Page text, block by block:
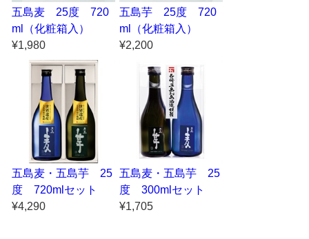
五島麦 25度 720
ml（化粧箱入）
¥1,980
五島芋 25度 720
ml（化粧箱入）
¥2,200
五島麦・五島芋 25
度 720mlセット
¥4,290
五島麦・五島芋 25
度 300mlセット
¥1,705